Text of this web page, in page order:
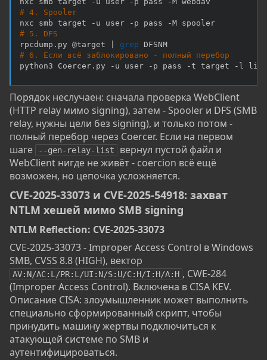
# 4. Spooler
# 5. DFS
rpcdump.py @target
grep
# 6. Если всё заблокировано - полный перебор
python3 Coercer.py -u user -p pass -t target -l
Порядок неслучаен: сначала проверка WebClient
(HTTP relay мимо signing), затем - Spooler и DFS (SMB
relay, нужны цели без signing), и только потом -
полный перебор через Coercer. Если на первом
шаге
--gen-relay-list
вернул пустой файл и
WebClient нигде не живёт - coercion всё ещё
возможен, но цепочка усложняется.
CVE-2025-33073 и CVE-2025-54918: захват
NTLM хешей мимо SMB signing​
NTLM Reflection: CVE-2025-33073​
CVE-2025-33073 - Improper Access Control в Windows
SMB, CVSS 8.8 (HIGH), вектор
AV:N/AC:L/PR:L/UI:N/S:U/C:H/I:H/A:H , CWE-284
(Improper Access Control). Включена в CISA KEV.
Описание CISA: злоумышленник может выполнить
специально сформированный скрипт, чтобы
принудить машину жертвы подключиться к
атакующей системе по SMB и
аутентифицироваться.